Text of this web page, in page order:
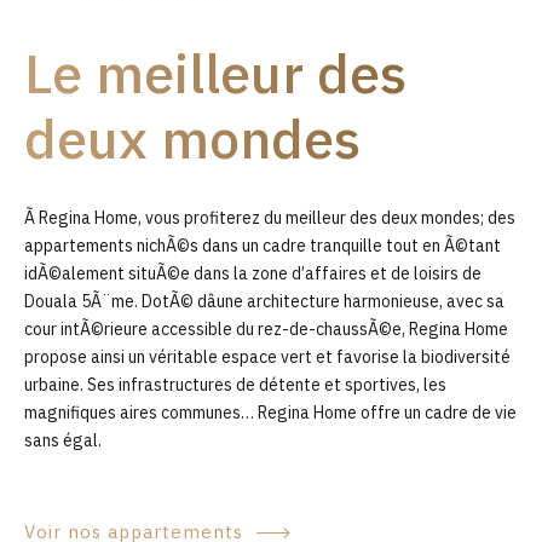
0
Le meilleur des
deux mondes
Ã Regina Home, vous profiterez du meilleur des deux mondes; des
appartements nichÃ©s dans un cadre tranquille tout en Ã©tant
idÃ©alement situÃ©e dans la zone d’affaires et de loisirs de
Douala 5Ã¨me. DotÃ© dâune architecture harmonieuse, avec sa
cour intÃ©rieure accessible du rez-de-chaussÃ©e, Regina Home
propose ainsi un véritable espace vert et favorise la biodiversité
urbaine. Ses infrastructures de détente et sportives, les
magnifiques aires communes… Regina Home offre un cadre de vie
sans égal.
Voir nos appartements